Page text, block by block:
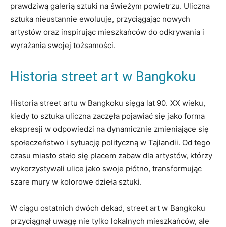
prawdziwą galerią sztuki na świeżym powietrzu. Uliczna
sztuka nieustannie ewoluuje, przyciągając nowych
artystów oraz inspirując mieszkańców do odkrywania i
wyrażania swojej tożsamości.
Historia street art w Bangkoku
Historia street artu w Bangkoku sięga lat 90. XX wieku,
kiedy to sztuka uliczna zaczęła pojawiać się jako forma
ekspresji w odpowiedzi na dynamicznie zmieniające się
społeczeństwo i sytuację polityczną w Tajlandii. Od tego
czasu miasto stało się placem zabaw dla artystów, którzy
wykorzystywali ulice jako swoje płótno, transformując
szare mury w kolorowe dzieła sztuki.
W ciągu ostatnich dwóch dekad, street art w Bangkoku
przyciągnął uwagę nie tylko lokalnych mieszkańców, ale